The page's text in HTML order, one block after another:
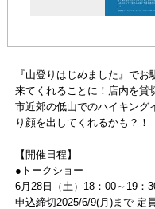
『山登りはじめました』で
来てくれることに！店内を貸
市近郊の低山でのハイキング
り顔を出してくれるかも？！
【開催日程】
●トークショー
6月28日（土）18：00～19：
申込締切2025/6/9(月)まで 定